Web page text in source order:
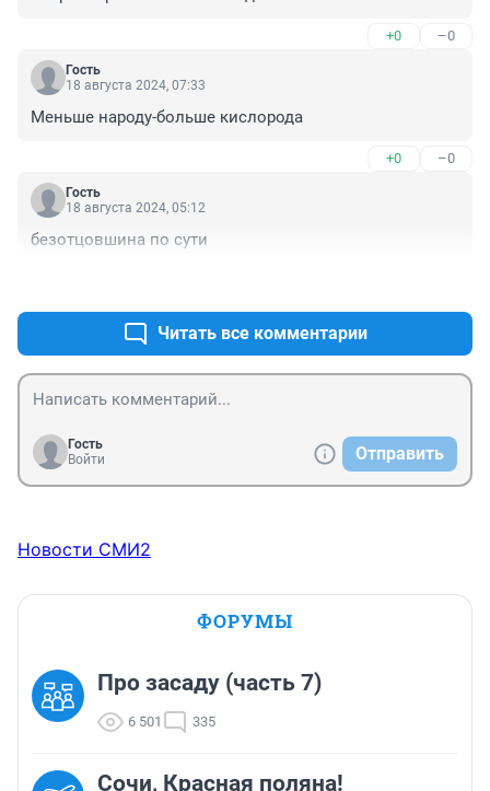
+0 –0
Гость
18 августа 2024, 07:33
Меньше народу-больше кислорода
+0 –0
Гость
18 августа 2024, 05:12
безотцовшина по сути
Читать все комментарии
Гость
Войти
Отправить
Новости СМИ2
ФОРУМЫ
Про засаду (часть 7)
6 501 335
Сочи, Красная поляна!